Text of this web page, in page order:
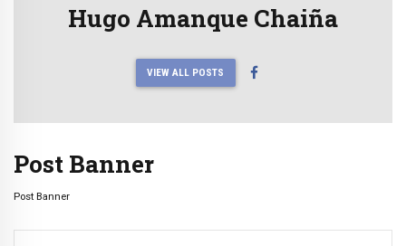
Hugo Amanque Chaiña
VIEW ALL POSTS
Post Banner
Post Banner